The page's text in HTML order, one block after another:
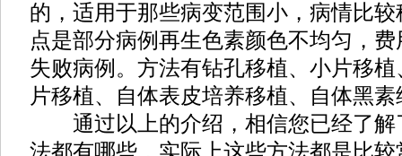
的，适用于那些病变范围小，病情比
点是部分病例再生色素颜色不均匀，
失败病例。方法有钻孔移植、小片移
片移植、自体表皮培养移植、自体黑
通过以上的介绍，相信您已经了解